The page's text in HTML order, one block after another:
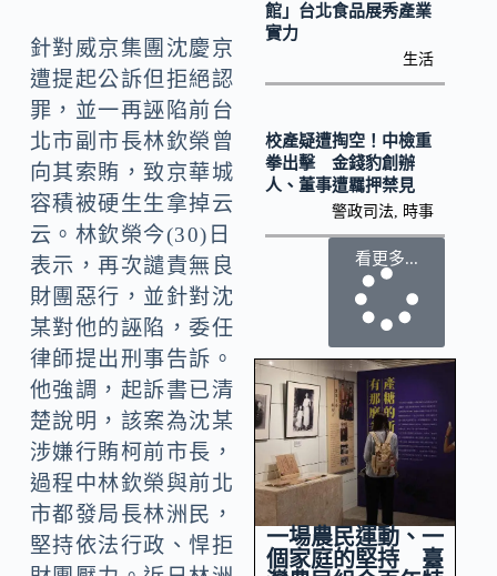
針對威京集團沈慶京
遭提起公訴但拒絕認
罪，並一再誣陷前台
北市副市長林欽榮曾
向其索賄，致京華城
容積被硬生生拿掉云
云。林欽榮今(30)日
表示，再次譴責無良
財團惡行，並針對沈
某對他的誣陷，委任
律師提出刑事告訴。
他強調，起訴書已清
楚說明，該案為沈某
涉嫌行賄柯前市長，
過程中林欽榮與前北
市都發局長林洲民，
堅持依法行政、悍拒
館」台北食品展秀產業
實力
生活
校產疑遭掏空！中檢重
拳出擊 金錢豹創辦
人、董事遭羈押禁見
警政司法 時事
看更多...
一場農民運動、一
個家庭的堅持 臺